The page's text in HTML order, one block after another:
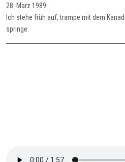
28. März 1989:
Ich stehe früh auf, trampe mit dem
springe.